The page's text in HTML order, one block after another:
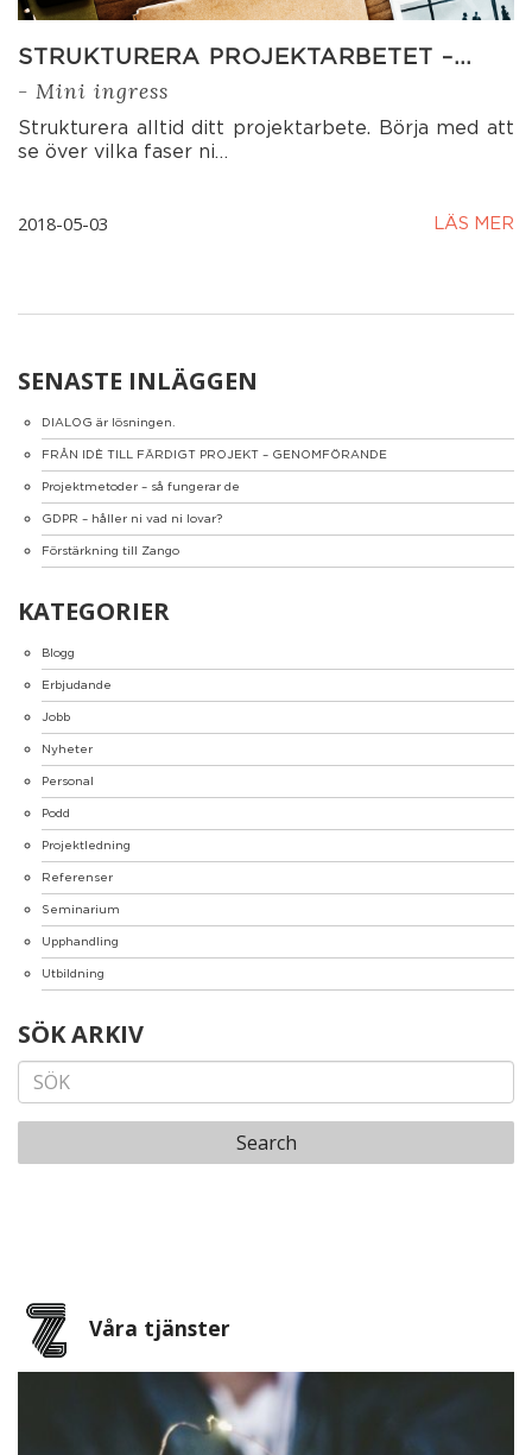
STRUKTURERA PROJEKTARBETET –…
- Mini ingress
Strukturera alltid ditt projektarbete. Börja med att
se över vilka faser ni…
2018-05-03 LÄS MER
SENASTE INLÄGGEN
DIALOG är lösningen.
FRÅN IDÈ TILL FÄRDIGT PROJEKT – GENOMFÖRANDE
Projektmetoder – så fungerar de
GDPR – håller ni vad ni lovar?
Förstärkning till Zango
KATEGORIER
Blogg
Erbjudande
Jobb
Nyheter
Personal
Podd
Projektledning
Referenser
Seminarium
Upphandling
Utbildning
SÖK ARKIV
Search
Våra tjänster